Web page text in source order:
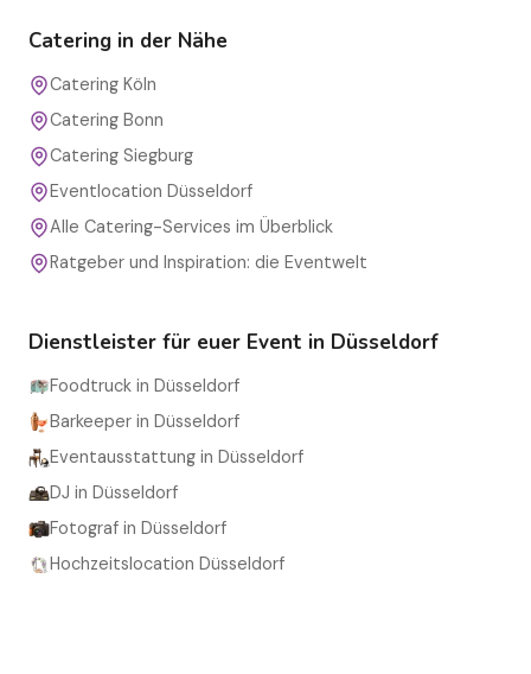
Catering in der Nähe
Catering Köln
Catering Bonn
Catering Siegburg
Eventlocation Düsseldorf
Alle Catering-Services im Überblick
Ratgeber und Inspiration: die Eventwelt
Dienstleister für euer Event in Düsseldorf
Foodtruck in Düsseldorf
Barkeeper in Düsseldorf
Eventausstattung in Düsseldorf
DJ in Düsseldorf
Fotograf in Düsseldorf
Hochzeitslocation Düsseldorf